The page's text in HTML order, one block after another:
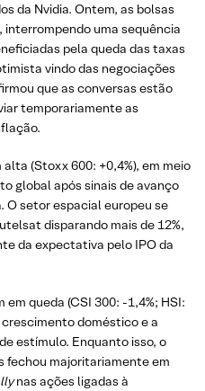
da Nvidia. Ontem, as bolsas
uma sequência
pela queda das taxas
vindo das negociações
que as conversas estão
temporariamente as
(Stoxx 600: +0,4%), em meio
global após sinais de avanço
O setor espacial europeu se
disparando mais de 12%,
da expectativa pelo IPO da
queda (CSI 300: -1,4%; HSI:
doméstico e a
estímulo. Enquanto isso, o
fechou majoritariamente em
nas ações ligadas à